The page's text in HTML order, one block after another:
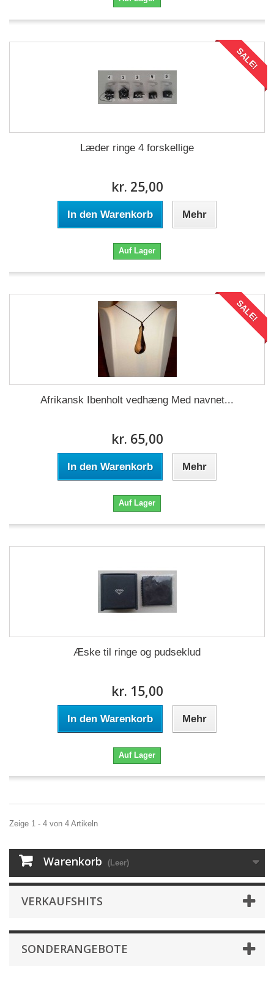
SALE!
Læder ringe 4 forskellige
kr. 25,00
In den Warenkorb Mehr
Auf Lager
SALE!
Afrikansk Ibenholt vedhæng Med navnet...
kr. 65,00
In den Warenkorb Mehr
Auf Lager
Æske til ringe og pudseklud
kr. 15,00
In den Warenkorb Mehr
Auf Lager
Zeige 1 - 4 von 4 Artikeln
Warenkorb (Leer)
VERKAUFSHITS
SONDERANGEBOTE